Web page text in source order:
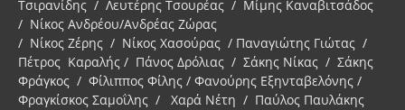
Τσιρανίδης / Λευτέρης Τσουρέας / Μίμης Καναβιτσάδος
/ Νίκος Ανδρέου/Ανδρέας Ζώρας
/ Νίκος Ζέρης / Νίκος Χασούρας / Παναγιώτης Γιώτας /
Πέτρος Καραλής / Πάνος Δρόλιας / Σάκης Νίκας / Σάκης
Φράγκος / Φίλιππος Φίλης / Φανούρης Εξηνταβελόνης /
Φραγκίσκος Σαμοΐλης / Χαρά Νέτη / Παύλος Παυλάκης